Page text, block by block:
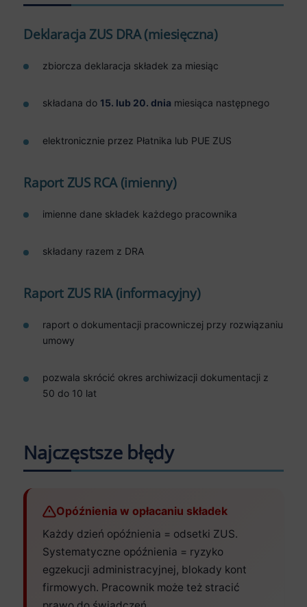
Deklaracja ZUS DRA (miesięczna)
zbiorcza deklaracja składek za miesiąc
składana do 15. lub 20. dnia miesiąca następnego
elektronicznie przez Płatnika lub PUE ZUS
Raport ZUS RCA (imienny)
imienne dane składek każdego pracownika
składany razem z DRA
Raport ZUS RIA (informacyjny)
raport o dokumentacji pracowniczej przy rozwiązaniu
umowy
pozwala skrócić okres archiwizacji dokumentacji z
50 do 10 lat
Najczęstsze błędy
Opóźnienia w opłacaniu składek
Każdy dzień opóźnienia = odsetki ZUS.
Systematyczne opóźnienia = ryzyko
egzekucji administracyjnej, blokady kont
firmowych. Pracownik może też stracić